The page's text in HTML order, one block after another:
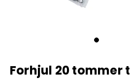
Forhjul 20 tommer